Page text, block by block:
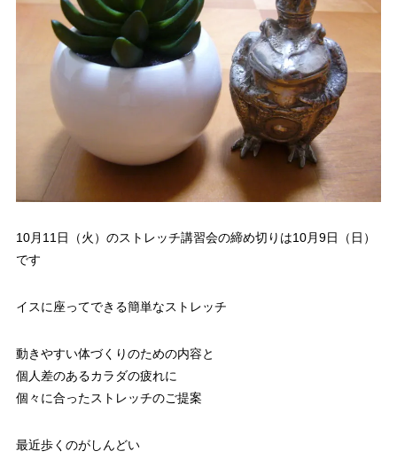
10月11日（火）のストレッチ講習会の締め切りは10月9日（日）
です
イスに座ってできる簡単なストレッチ
動きやすい体づくりのための内容と
個人差のあるカラダの疲れに
個々に合ったストレッチのご提案
最近歩くのがしんどい